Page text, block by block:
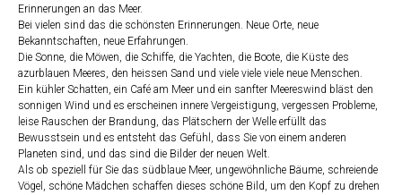
Erinnerungen an das Meer.
Bei vielen sind das die schönsten Erinnerungen. Neue Orte, neue
Bekanntschaften, neue Erfahrungen.
Die Sonne, die Möwen, die Schiffe, die Yachten, die Boote, die Küste des
azurblauen Meeres, den heissen Sand und viele viele viele neue Menschen.
Ein kühler Schatten, ein Café am Meer und ein sanfter Meereswind bläst den
sonnigen Wind und es erscheinen innere Vergeistigung, vergessen Probleme,
leise Rauschen der Brandung, das Plätschern der Welle erfüllt das
Bewusstsein und es entsteht das Gefühl, dass Sie von einem anderen
Planeten sind, und das sind die Bilder der neuen Welt.
Als ob speziell für Sie das südblaue Meer, ungewöhnliche Bäume, schreiende
Vögel, schöne Mädchen schaffen dieses schöne Bild, um den Kopf zu drehen